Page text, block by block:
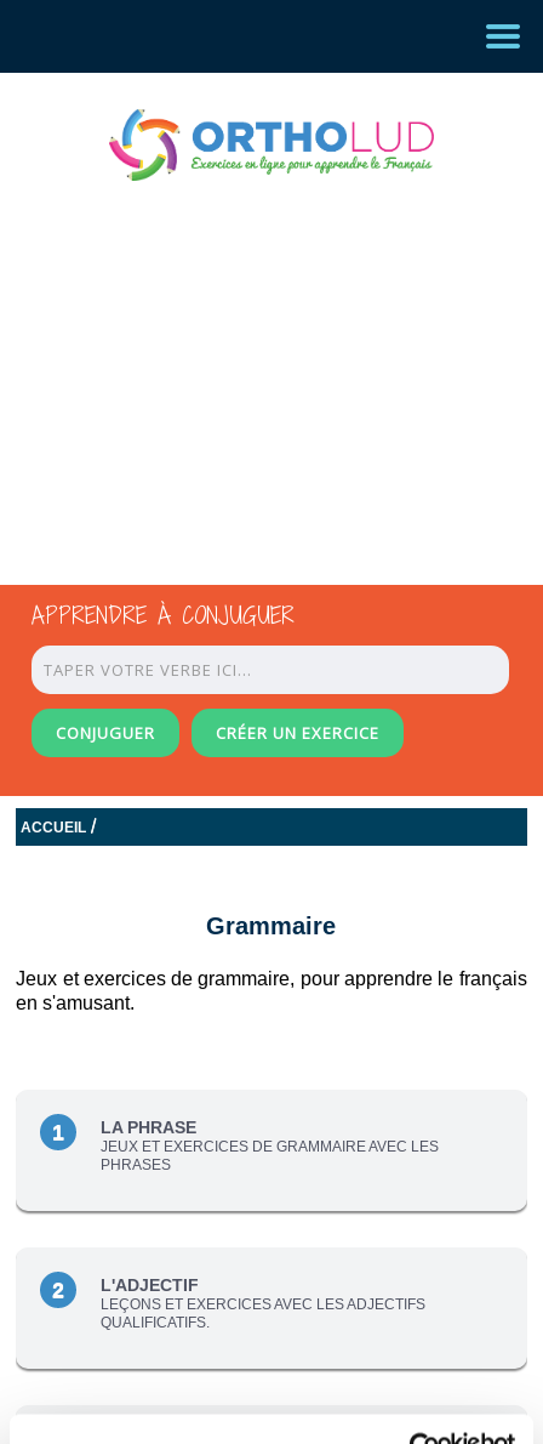
APPRENDRE À CONJUGUER
CONJUGUER CRÉER UN EXERCICE
ACCUEIL /
Grammaire
Jeux et exercices de grammaire, pour apprendre le français
en s'amusant.
1 LA PHRASE
JEUX ET EXERCICES DE GRAMMAIRE AVEC LES
PHRASES
2 L'ADJECTIF
LEÇONS ET EXERCICES AVEC LES ADJECTIFS
QUALIFICATIFS.